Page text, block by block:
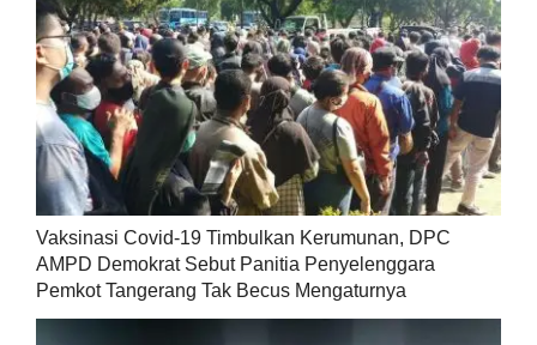
Vaksinasi Covid-19 Timbulkan Kerumunan, DPC
AMPD Demokrat Sebut Panitia Penyelenggara
Pemkot Tangerang Tak Becus Mengaturnya